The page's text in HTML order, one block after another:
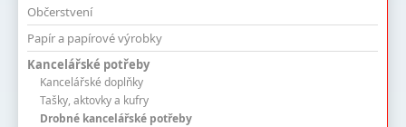
Občerstvení
Papír a papírové výrobky
Kancelářské potřeby
Kancelářské doplňky
Tašky, aktovky a kufry
Drobné kancelářské potřeby